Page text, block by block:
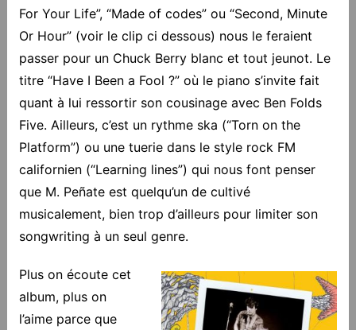
For Your Life”, “Made of codes” ou “Second, Minute
Or Hour” (voir le clip ci dessous) nous le feraient
passer pour un Chuck Berry blanc et tout jeunot. Le
titre “Have I Been a Fool ?” où le piano s’invite fait
quant à lui ressortir son cousinage avec Ben Folds
Five. Ailleurs, c’est un rythme ska (“Torn on the
Platform”) ou une tuerie dans le style rock FM
californien (“Learning lines”) qui nous font penser
que M. Peñate est quelqu’un de cultivé
musicalement, bien trop d’ailleurs pour limiter son
songwriting à un seul genre.
Plus on écoute cet
album, plus on
l’aime parce que